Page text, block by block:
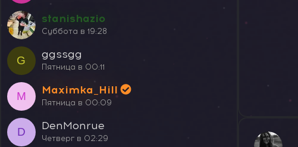
stanishazio
Суббота в 19:28
G ggssgg
Пятница в 00:11
M Maximka_Hill
Пятница в 00:09
D DenMonrue
Четверг в 02:29